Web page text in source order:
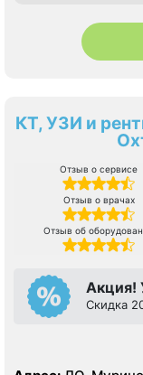
КТ, УЗИ и
Отзыв о сервисе
Отзыв о врачах
Отзыв об
Акция!
Скидка